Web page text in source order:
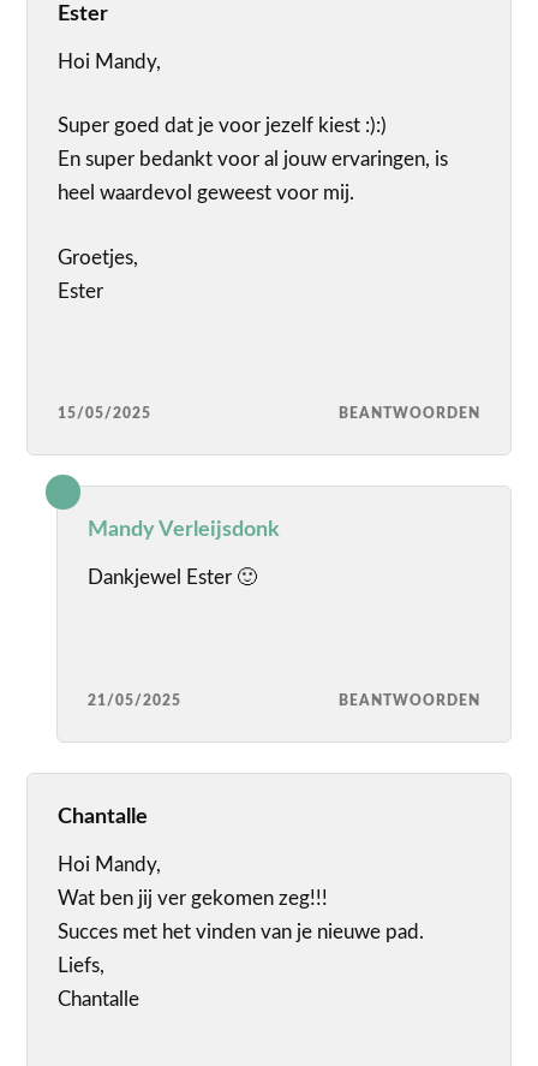
Ester
Hoi Mandy,
Super goed dat je voor jezelf kiest :):)
En super bedankt voor al jouw ervaringen, is
heel waardevol geweest voor mij.
Groetjes,
Ester
15/05/2025 BEANTWOORDEN
Mandy Verleijsdonk
Dankjewel Ester 🙂
21/05/2025 BEANTWOORDEN
Chantalle
Hoi Mandy,
Wat ben jij ver gekomen zeg!!!
Succes met het vinden van je nieuwe pad.
Liefs,
Chantalle